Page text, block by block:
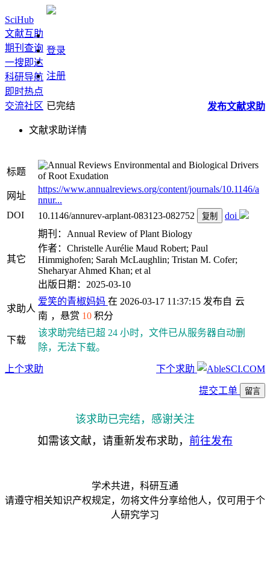
SciHub
文献互助
期刊查询
一搜即达
科研导航
即时热点
交流社区
登录
注册
发布文献求助
已完结
文献求助详情
标题
Environmental and Biological Drivers
of Root Exudation
网址
https://www.annualreviews.org/content/journals/10.1146/a
nnur...
DOI
10.1146/annurev-arplant-083123-082752 复制 doi
其它
期刊：Annual Review of Plant Biology
作者：Christelle Aurélie Maud Robert; Paul
Himmighofen; Sarah McLaughlin; Tristan M. Cofer;
Sheharyar Ahmed Khan; et al
出版日期：2025-03-10
求助人
爱笑的青椒妈妈 在 2026-03-17 11:37:15 发布自 云
南 ，悬赏 10 积分
下载
该求助完结已超 24 小时，文件已从服务器自动删
除，无法下载。
上个求助 下个求助
提交工单 留言
该求助已完结，感谢关注
如需该文献，请重新发布求助， 前往发布
学术共进，科研互通
请遵守相关知识产权规定，勿将文件分享给他人，仅可用于个
人研究学习